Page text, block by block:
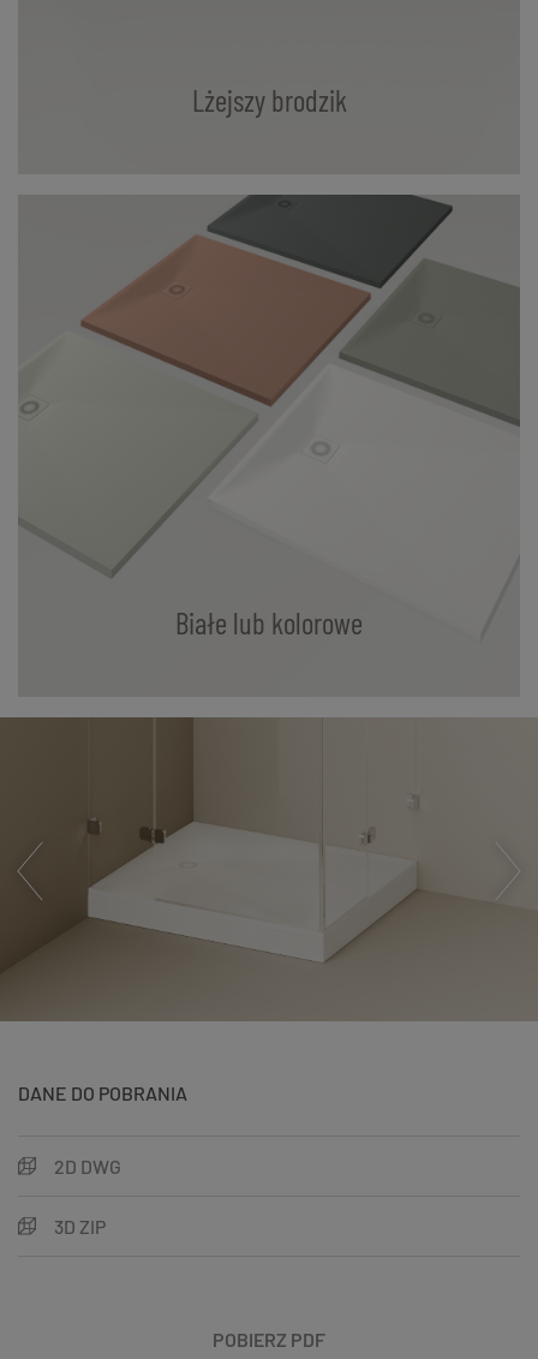
Lżejszy brodzik
Białe lub kolorowe
DANE DO POBRANIA
2D DWG
3D ZIP
POBIERZ PDF